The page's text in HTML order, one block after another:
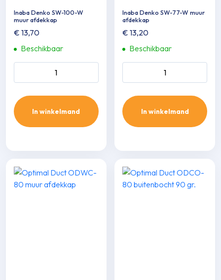
Inaba Denko SW-100-W
muur afdekkap
€ 13,70
Beschikbaar
In winkelmand
Inaba Denko SW-77-W muur
afdekkap
€ 13,20
Beschikbaar
In winkelmand